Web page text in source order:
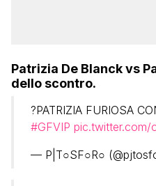
Patrizia De Blanck vs
dello scontro.
?PATRIZIA FURIOSA
#GFVIP pic.twitter.com/
— P|T○SF○R○